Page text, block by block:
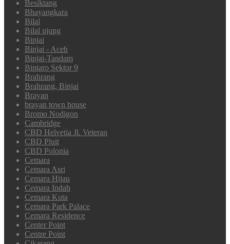
Besiktang
Bhayangkara
Bilal
Bilal ujung
Binjai
Binjai - Aceh
Binjai-Tandam
Bintaro Sektor 9
Brahrang
Brahrang, Binjai
Brayan
brayan town house
Bromo Nodigon
Cambridge
CBD Helvetia Jl. Veteran
CBD Pluit
CBD Polonia
Cemara
Cemara Asri
Cemara Hijau
Cemara Indah
Cemara Kuta
Cemara Park Palace
Cemara Residence
Center Point
Centre Point